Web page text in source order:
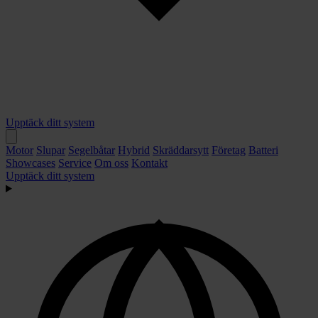
Upptäck ditt system
Motor Slupar Segelbåtar Hybrid Skräddarsytt Företag Batteri
Showcases Service Om oss Kontakt
Upptäck ditt system